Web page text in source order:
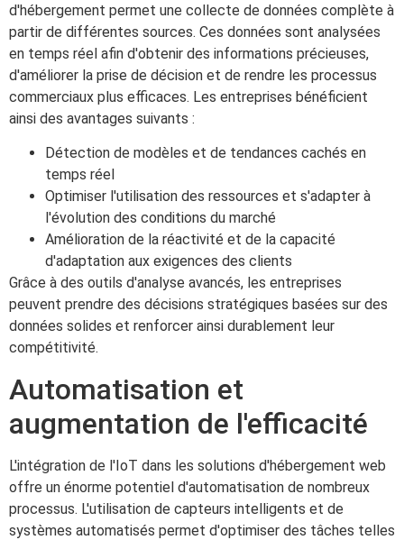
d'hébergement permet une collecte de données complète à
partir de différentes sources. Ces données sont analysées
en temps réel afin d'obtenir des informations précieuses,
d'améliorer la prise de décision et de rendre les processus
commerciaux plus efficaces. Les entreprises bénéficient
ainsi des avantages suivants :
Détection de modèles et de tendances cachés en
temps réel
Optimiser l'utilisation des ressources et s'adapter à
l'évolution des conditions du marché
Amélioration de la réactivité et de la capacité
d'adaptation aux exigences des clients
Grâce à des outils d'analyse avancés, les entreprises
peuvent prendre des décisions stratégiques basées sur des
données solides et renforcer ainsi durablement leur
compétitivité.
Automatisation et
augmentation de l'efficacité
L'intégration de l'IoT dans les solutions d'hébergement web
offre un énorme potentiel d'automatisation de nombreux
processus. L'utilisation de capteurs intelligents et de
systèmes automatisés permet d'optimiser des tâches telles